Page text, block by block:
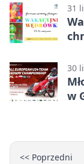
31
30
w
<< Poprzedni